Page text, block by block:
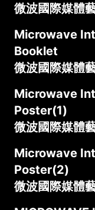
微波國際媒體
Microwave
Booklet
微波國際媒體
Microwave
Poster(1)
微波國際媒體
Microwave
Poster(2)
微波國際媒體